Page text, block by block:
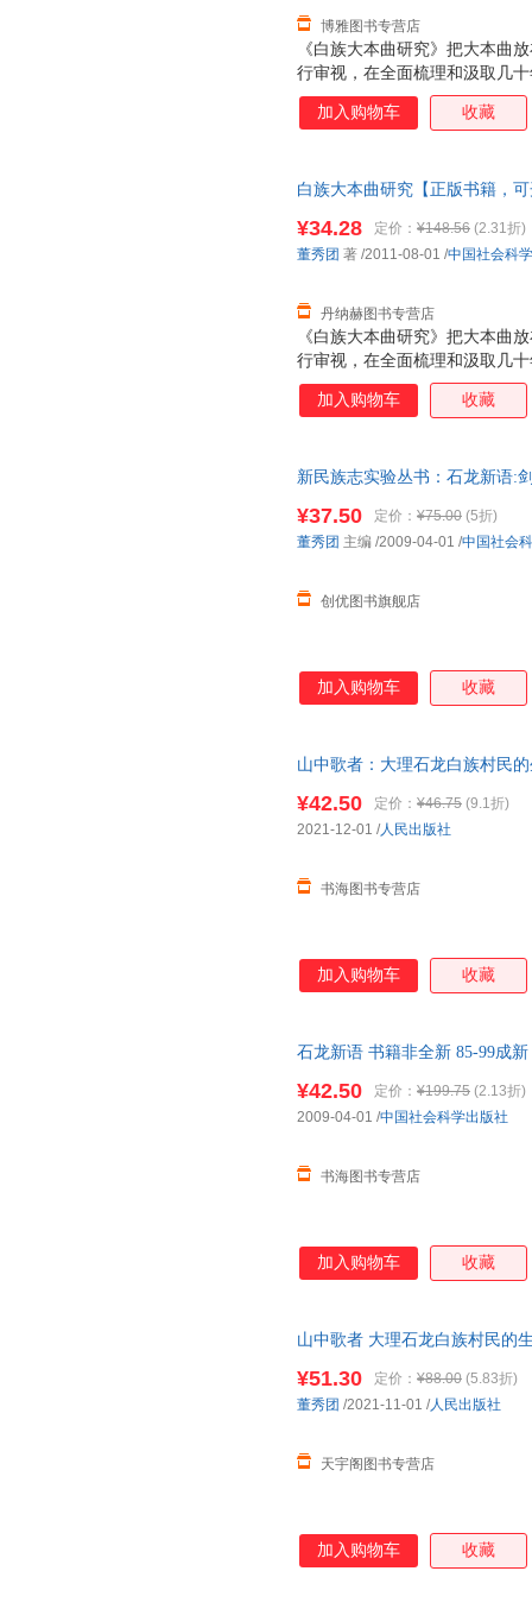
《白族大本曲研究》把大本曲
行审视，在全面梳理和汲取几
成果基础上．较为全面、系统
包括大本曲产生发展的社会文
等诸多问题。
博雅图书专营店
加入购物车 收藏
白族大本曲研究【正版书籍，
《白族大本曲研究》把大本曲
行审视，在全面梳理和汲取几
成果基础上．较为全面、系统
包括大本曲产生发展的社会文
等诸多问题。
¥34.28 定价： ¥148.56 (2.31折)
丹纳赫图书专营店
董秀团 著 /2011-08-01 /中国社会科
加入购物车 收藏
新民族志实验丛书：石龙新语:
¥37.50 定价： ¥75.00 (5折)
创优图书旗舰店
董秀团 主编 /2009-04-01 /中国社会
加入购物车 收藏
山中歌者：大理石龙白族村民
¥42.50 定价： ¥46.75 (9.1折)
书海图书专营店
2021-12-01 /人民出版社
加入购物车 收藏
石龙新语 书籍非全新 85-99成
¥42.50 定价： ¥199.75 (2.13折)
书海图书专营店
2009-04-01 /中国社会科学出版社
加入购物车 收藏
山中歌者 大理石龙白族村民的
¥51.30 定价： ¥88.00 (5.83折)
天宇阁图书专营店
董秀团 /2021-11-01 /人民出版社
加入购物车 收藏